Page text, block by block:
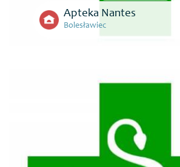
Apteka Nantes
Bolesławiec